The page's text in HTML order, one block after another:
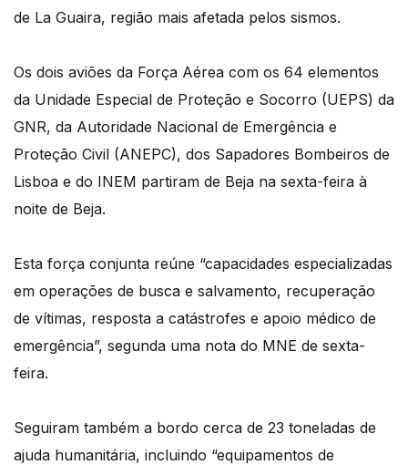
de La Guaira, região mais afetada pelos sismos.
Os dois aviões da Força Aérea com os 64 elementos
da Unidade Especial de Proteção e Socorro (UEPS) da
GNR, da Autoridade Nacional de Emergência e
Proteção Civil (ANEPC), dos Sapadores Bombeiros de
Lisboa e do INEM partiram de Beja na sexta-feira à
noite de Beja.
Esta força conjunta reúne “capacidades especializadas
em operações de busca e salvamento, recuperação
de vítimas, resposta a catástrofes e apoio médico de
emergência”, segunda uma nota do MNE de sexta-
feira.
Seguiram também a bordo cerca de 23 toneladas de
ajuda humanitária, incluindo “equipamentos de